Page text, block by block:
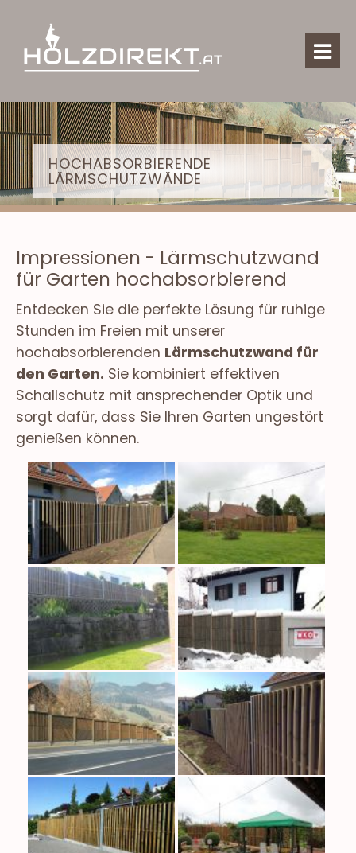
HOCHABSORBIERENDE
LÄRMSCHUTZWÄNDE
Impressionen - Lärmschutzwand
für Garten hochabsorbierend
Entdecken Sie die perfekte Lösung für ruhige
Stunden im Freien mit unserer
hochabsorbierenden Lärmschutzwand für
den Garten. Sie kombiniert effektiven
Schallschutz mit ansprechender Optik und
sorgt dafür, dass Sie Ihren Garten ungestört
genießen können.